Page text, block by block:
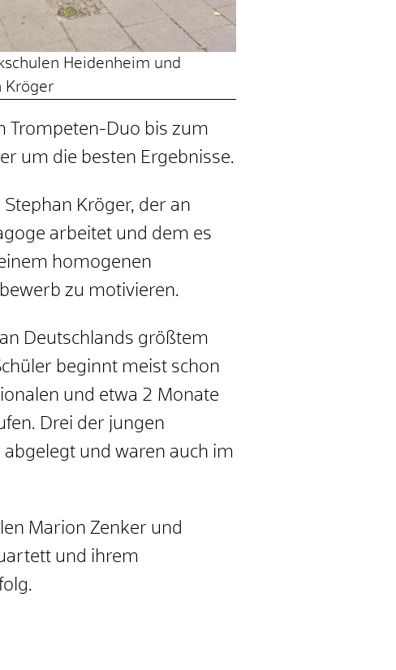
Heidenheim und
Kröger
Trompeten-Duo bis zum
um die besten Ergebnisse.
Kröger, der an
arbeitet und dem es
homogenen
zu motivieren.
Deutschlands größtem
beginnt meist schon
und etwa 2 Monate
Drei der jungen
und waren auch im
Marion Zenker und
und ihrem